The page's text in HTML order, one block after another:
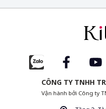
CÔNG TY TNHH
Vận hành bởi Công ty